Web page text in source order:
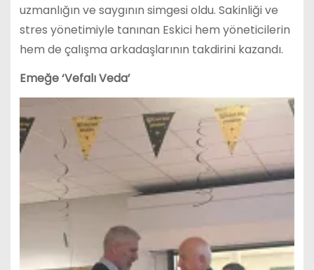
uzmanlığın ve saygının simgesi oldu. Sakinliği ve
stres yönetimiyle tanınan Eskici hem yöneticilerin
hem de çalışma arkadaşlarının takdirini kazandı.
Emeğe ‘Vefalı Veda’